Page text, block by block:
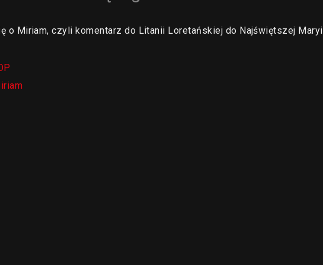
o Miriam, czyli komentarz do Litanii Loretańskiej do Najświętszej Maryi